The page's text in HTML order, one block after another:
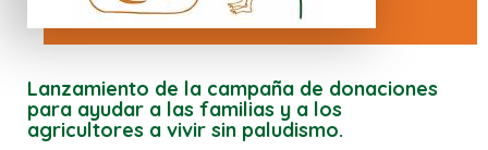
Lanzamiento de la campaña de donaciones
para ayudar a las familias y a los
agricultores a vivir sin paludismo.